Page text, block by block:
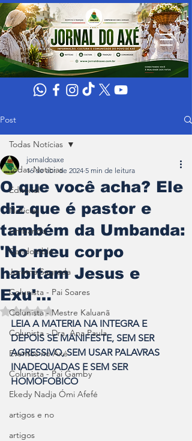
Post
Todas Notícias
Editorial
Noticias
Umbanda
Candomblé
Jurema Sagrada
Colunista - Pai Soares
Colunista - Mestre Kaluanã
Colunista - Dra. Ana Paula
Eventos no Axé
Colunista - Pai Gamby
Ekedy Nadja Ómi Afefé
artigos e no
artigos
Todas Notícias
O que você acha? Ele
diz que é pastor e
também da Umbanda:
'No meu corpo
habitam Jesus e
Exu'…
jornaldoaxe
16 de abr. de 2024 5 min de leitura
Avaliado com NaN de 5 estrelas.
LEIA A MATERIA NA INTEGRA E
DEPOIS SE MANIFESTE, SEM SER
AGRESSIVO, SEM USAR PALAVRAS
INADEQUADAS E SEM SER
HOMOFOBICO